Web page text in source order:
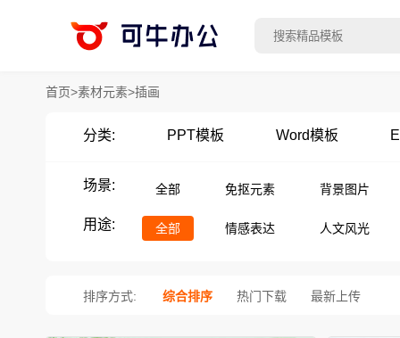
首页>素材元素>插画
分类: PPT模板 Word模板
场景: 全部 免抠元素 背景图片
用途: 全部 情感表达 人文风光
排序方式: 综合排序 热门下载 最新上传